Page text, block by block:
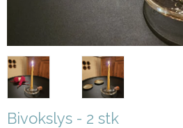
Bivokslys - 2 stk